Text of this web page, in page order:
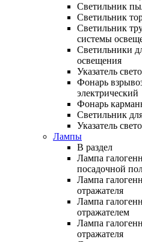
Светильник
Светильник
Светильник
системы
Светильники
освещения
Указатель
Фонарь
электрический
Фонарь
Светильник
Указатель
Лампы
В раздел
Лампа
посадочной
Лампа
отражателя
Лампа
отражателем
Лампа
отражателя